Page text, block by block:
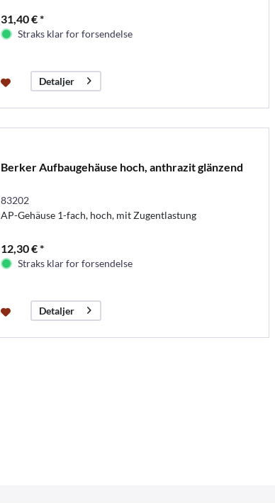
31,40 € *
Straks klar for forsendelse
Detaljer
Berker Aufbaugehäuse hoch, anthrazit glänzend
83202
AP-Gehäuse 1-fach, hoch, mit Zugentlastung
12,30 € *
Straks klar for forsendelse
Detaljer